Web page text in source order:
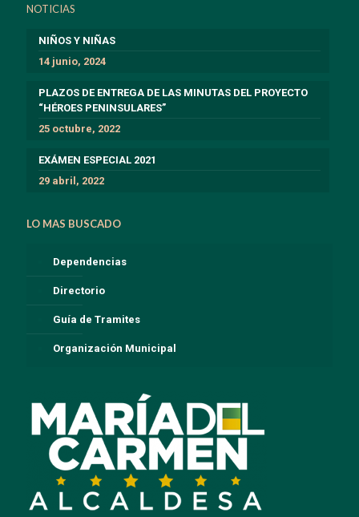
NOTICIAS
NIÑOS Y NIÑAS
14 junio, 2024
PLAZOS DE ENTREGA DE LAS MINUTAS DEL PROYECTO
“HÉROES PENINSULARES”
25 octubre, 2022
EXÁMEN ESPECIAL 2021
29 abril, 2022
LO MAS BUSCADO
Dependencias
Directorio
Guía de Tramites
Organización Municipal